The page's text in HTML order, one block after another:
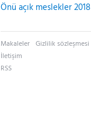
Önü açık meslekler 2018
Makaleler Gizlilik sözleşmesi
İletişim
RSS